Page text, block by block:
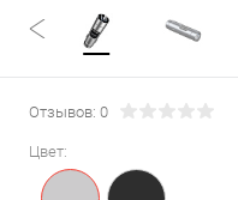
Отзывов: 0
Цвет: